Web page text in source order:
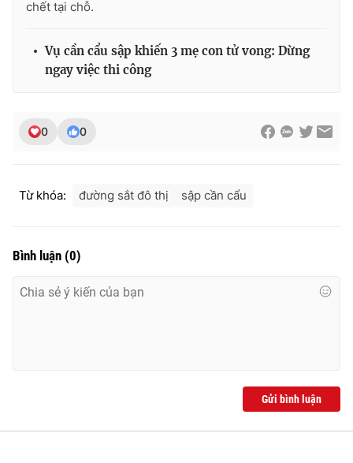
VTV4
VTV9 VTV8
THỜI BÁO VTV
Theo dõi báo trên
Nguyễn Thị Mỹ Hạnh, Phạm Quốc Thắng,
Nguyễn Trọng Ninh
chết tại chỗ.
Vụ cần cẩu sập khiến 3 mẹ con tử vong: Dừng
ngay việc thi công
0 0
Từ khóa: đường sắt đô thị sập cần cẩu
Bình luận (0)
Gửi bình luận